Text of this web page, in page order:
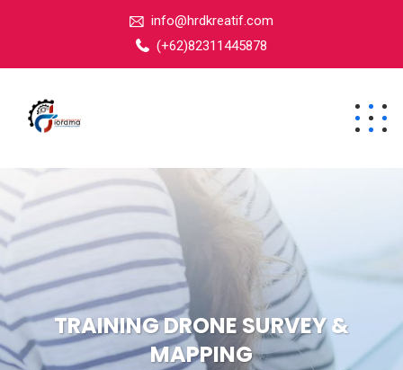
info@hrdkreatif.com
(+62)82311445878
TRAINING DRONE SURVEY &
MAPPING